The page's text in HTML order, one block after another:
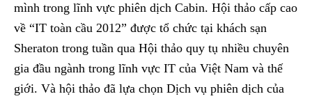
mình trong lĩnh vực phiên dịch Cabin. Hội thảo cấp cao
về “IT toàn cầu 2012” được tổ chức tại khách sạn
Sheraton trong tuần qua Hội thảo quy tụ nhiều chuyên
gia đầu ngành trong lĩnh vực IT của Việt Nam và thế
giới. Và hội thảo đã lựa chọn Dịch vụ phiên dịch của